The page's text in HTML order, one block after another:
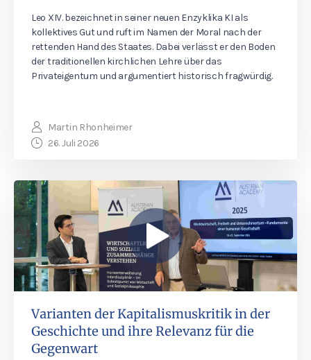
Leo XIV. bezeichnet in seiner neuen Enzyklika KI als
kollektives Gut und ruft im Namen der Moral nach der
rettenden Hand des Staates. Dabei verlässt er den Boden
der traditionellen kirchlichen Lehre über das
Privateigentum und argumentiert historisch fragwürdig.
Martin Rhonheimer
26. Juli 2026
Varianten der Kapitalismuskritik in der
Geschichte und ihre Relevanz für die
Gegenwart